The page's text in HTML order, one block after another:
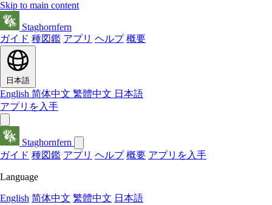
Skip to main content
Staghornfern
ガイド 種図鑑 アプリ ヘルプ 概要
日本語
English 简体中文 繁體中文 日本語
アプリを入手
Staghornfern
ガイド 種図鑑 アプリ ヘルプ 概要 アプリを入手
Language
English 简体中文 繁體中文 日本語